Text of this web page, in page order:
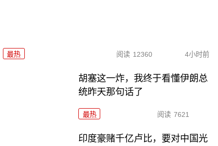
最热 阅读 12360 4小时前
胡塞这一炸，我终于看懂伊朗总
统昨天那句话了
最热 阅读 7621
印度豪赌千亿卢比，要对中国光